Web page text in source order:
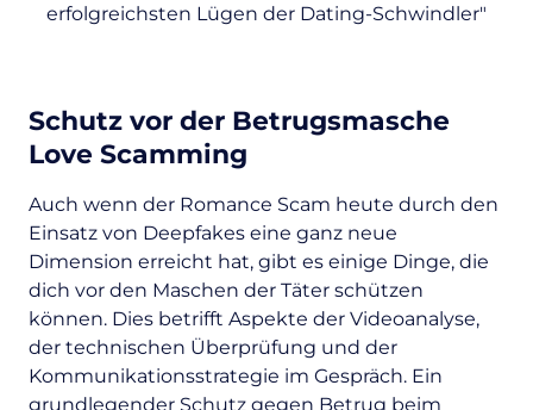
erfolgreichsten Lügen der Dating-Schwindler"
Schutz vor der Betrugsmasche
Love Scamming
Auch wenn der Romance Scam heute durch den
Einsatz von Deepfakes eine ganz neue
Dimension erreicht hat, gibt es einige Dinge, die
dich vor den Maschen der Täter schützen
können. Dies betrifft Aspekte der Videoanalyse,
der technischen Überprüfung und der
Kommunikationsstrategie im Gespräch. Ein
grundlegender Schutz gegen Betrug beim